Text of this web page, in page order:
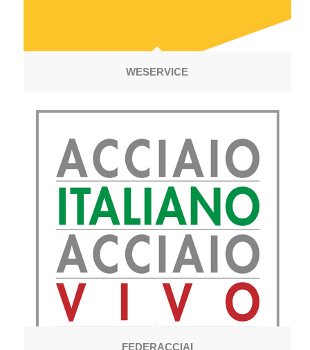
WESERVICE
FEDERACCIAI